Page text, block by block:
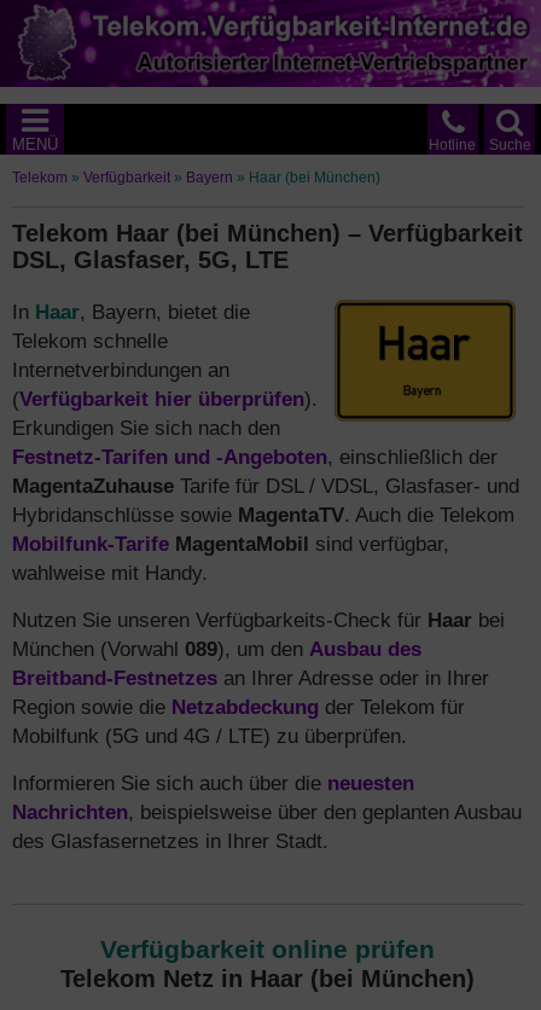
Suche
Hotline
MENÜ
Telekom » Verfügbarkeit » Bayern » Haar (bei München)
Telekom Haar (bei München) – Verfügbarkeit
DSL, Glasfaser, 5G, LTE
In Haar, Bayern, bietet die
Telekom schnelle
Internetverbindungen an
(Verfügbarkeit hier überprüfen).
Erkundigen Sie sich nach den
Festnetz-Tarifen und -Angeboten, einschließlich der
MagentaZuhause Tarife für DSL / VDSL, Glasfaser- und
Hybridanschlüsse sowie MagentaTV. Auch die Telekom
Mobilfunk-Tarife MagentaMobil sind verfügbar,
wahlweise mit Handy.
Nutzen Sie unseren Verfügbarkeits-Check für Haar bei
München (Vorwahl 089), um den Ausbau des
Breitband-Festnetzes an Ihrer Adresse oder in Ihrer
Region sowie die Netzabdeckung der Telekom für
Mobilfunk (5G und 4G / LTE) zu überprüfen.
Informieren Sie sich auch über die neuesten
Nachrichten, beispielsweise über den geplanten Ausbau
des Glasfasernetzes in Ihrer Stadt.
Verfügbarkeit online prüfen
Telekom Netz in Haar (bei München)